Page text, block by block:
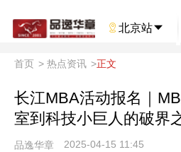
北京站
首页 > 热点资讯 >正文
长江MBA活动报名｜
室到科技小巨人的破界
品逸华章 2025-04-15 11:45